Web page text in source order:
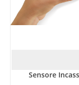
Sensore